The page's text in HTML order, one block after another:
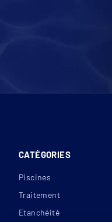
CATÉGORIES
Piscines
Traitement
Etanchéité